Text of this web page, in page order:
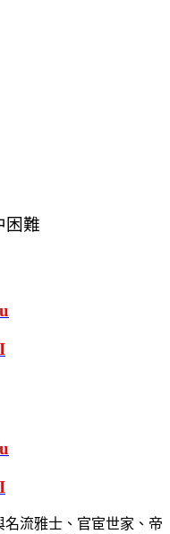
困難
流雅士、官宦世家、帝